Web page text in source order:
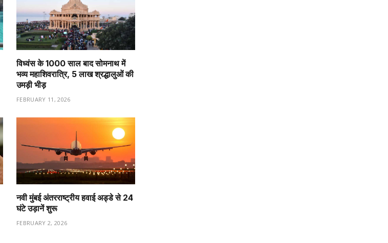
विध्वंस के 1000 साल बाद सोमनाथ में
भव्य महाशिवरात्रि, 5 लाख श्रद्धालुओं की
उमड़ी भीड़
FEBRUARY 11, 2026
नवी मुंबई अंतरराष्ट्रीय हवाई अड्डे से 24
घंटे उड़ानें शुरू
FEBRUARY 2, 2026